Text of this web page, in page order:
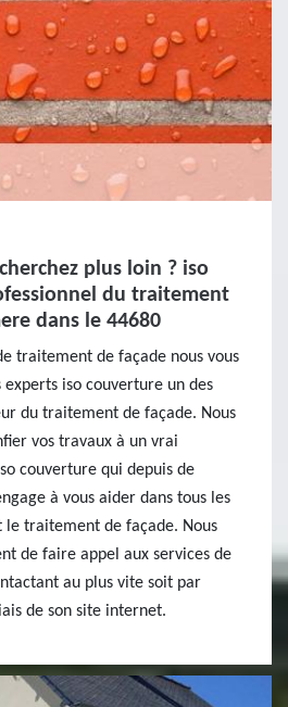
plus loin ? iso
du traitement
dans le 44680
traitement de façade nous vous
experts iso couverture un des
du traitement de façade. Nous
vos travaux à un vrai
couverture qui depuis de
à vous aider dans tous les
le traitement de façade. Nous
de faire appel aux services de
au plus vite soit par
de son site internet.